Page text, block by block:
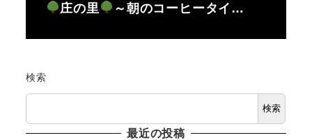
庄の里 ～朝のコーヒータイ…
検索
検索
最近の投稿